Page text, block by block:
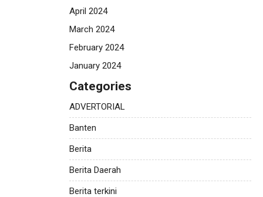
April 2024
March 2024
February 2024
January 2024
Categories
ADVERTORIAL
Banten
Berita
Berita Daerah
Berita terkini